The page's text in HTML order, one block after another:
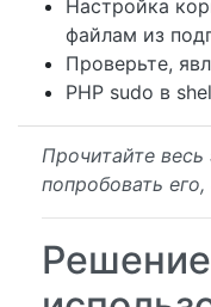
Настройка
файлам из
Проверьте,
PHP sudo в
Прочитайте
попробовать